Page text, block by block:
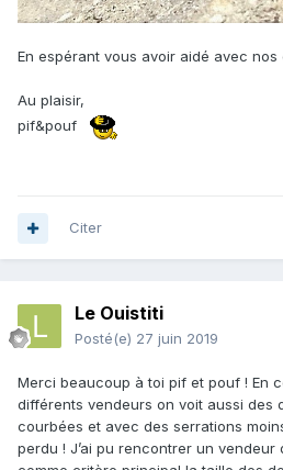
En espérant vous avoir aidé avec nos
Au plaisir,
pif&pouf
Citer
Le Ouistiti
Posté(e) 27 juin 2019
Merci beaucoup à toi pif et pouf ! En
différents vendeurs on voit aussi des
courbées et avec des serrations
perdu ! J’ai pu rencontrer un vendeur